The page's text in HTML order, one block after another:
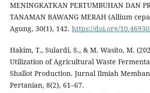
MENINGKATKAN PERTUMBUHAN DAN
TANAMAN BAWANG MERAH (Allium
Agung, 30(1), 142. https://doi.org/
Hakim, T., Sulardi, S., & M. Wasito, M.
Utilization of Agricultural Waste
Shallot Production. Jurnal Ilmiah
Pertanian, 8(2), 61–67.